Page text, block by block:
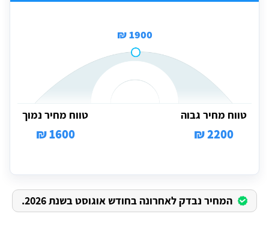
1900 ₪
טווח מחיר גבוה
2200 ₪
טווח מחיר נמוך
1600 ₪
המחיר נבדק לאחרונה בחודש אוגוסט בשנת 2026.